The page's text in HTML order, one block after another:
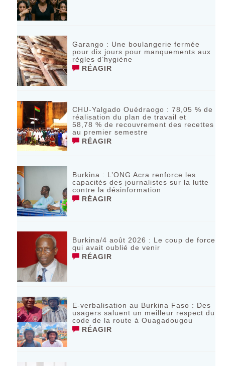
Garango : Une boulangerie fermée
pour dix jours pour manquements aux
règles d’hygiène
RÉAGIR
CHU-Yalgado Ouédraogo : 78,05 % de
réalisation du plan de travail et
58,78 % de recouvrement des recettes
au premier semestre
RÉAGIR
Burkina : L’ONG Acra renforce les
capacités des journalistes sur la lutte
contre la désinformation
RÉAGIR
Burkina/4 août 2026 : Le coup de force
qui avait oublié de venir
RÉAGIR
E-verbalisation au Burkina Faso : Des
usagers saluent un meilleur respect du
code de la route à Ouagadougou
RÉAGIR